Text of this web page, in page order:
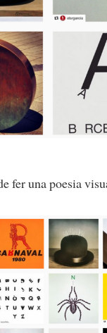
fer una poesia